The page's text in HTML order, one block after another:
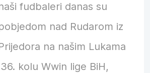
fudbaleri danas su
nad Rudarom iz
na našim Lukama
kolu Wwin lige BiH,